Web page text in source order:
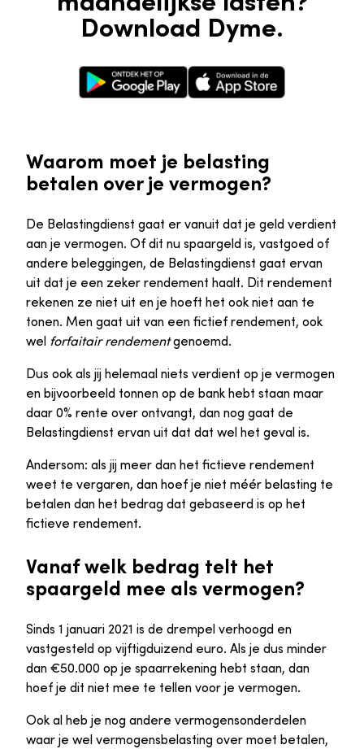
Download Dyme.
Google Play StoreApple App Store
Waarom moet je belasting
betalen over je vermogen?
De Belastingdienst gaat er vanuit dat je geld verdient
aan je vermogen. Of dit nu spaargeld is, vastgoed of
andere beleggingen, de Belastingdienst gaat ervan
uit dat je een zeker rendement haalt. Dit rendement
rekenen ze niet uit en je hoeft het ook niet aan te
tonen. Men gaat uit van een fictief rendement, ook
wel forfaitair rendementgenoemd.
Dus ook als jij helemaal niets verdient op je vermogen
en bijvoorbeeld tonnen op de bank hebt staan maar
daar 0% rente over ontvangt, dan nog gaat de
Belastingdienst ervan uit dat dat wel het geval is.
Andersom: als jij meer dan het fictieve rendement
weet te vergaren, dan hoef je niet méér belasting te
betalen dan het bedrag dat gebaseerd is op het
fictieve rendement.
Vanaf welk bedrag telt het
spaargeld mee als vermogen?
Sinds 1 januari 2021 is de drempel verhoogd en
vastgesteld op vijftigduizend euro. Als je dus minder
dan €50.000 op je spaarrekening hebt staan, dan
hoef je dit niet mee te tellen voor je vermogen.
Ook al heb je nog andere vermogensonderdelen
waar je wel vermogensbelasting over moet betalen,